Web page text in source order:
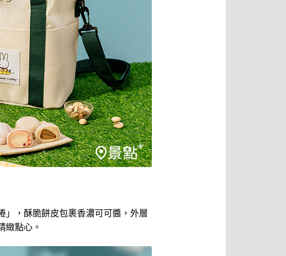
」，酥脆餅皮包裹香濃可可醬，外層
緻點心。